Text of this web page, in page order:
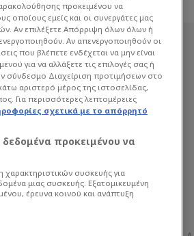
για
νέα
προκειμένου να
οποίους εμείς και οι συνεργάτες μας
Αν επιλέξετε Απόρριψη όλων όλων ή
Αν απενεργοποιηθούν οι
που βλέπετε ενδέχεται να μην είναι
για να αλλάξετε τις επιλογές σας ή
σύνδεσμο Διαχείριση προτιμήσεων στο
αριστερό μέρος της ιστοσελίδας,
Για περισσότερες λεπτομέρειες
σχετικά με το απόρρητό
προκειμένου να
συσκευής για
μιας συσκευής. Εξατομικευμένη
έρευνα κοινού και ανάπτυξη